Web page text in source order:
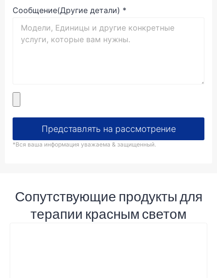
Сообщение(Другие детали) *
Представлять на рассмотрение
*Вся ваша информация уважаема & защищенный.
Сопутствующие продукты для
терапии красным светом